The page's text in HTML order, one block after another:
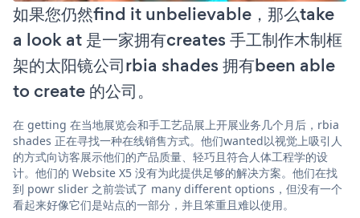
如果您仍然find it unbelievable，那么take
a look at 是一家拥有creates 手工制作木制框
架的太阳镜公司rbia shades 拥有been able
to create 的公司。
在 getting 在当地展览会和手工艺品展上开展业务几个月后，rbia
shades 正在寻找一种在线销售方式。他们wanted以视觉上吸引人
的方式向访客展示他们的产品质量、轻巧且符合人体工程学的设
计。他们的 Website X5 没有为此提供足够的解决方案。他们在找
到 powr slider 之前尝试了 many different options，但没有一个
看起来好像它们是站点的一部分，并且笨重且难以使用。